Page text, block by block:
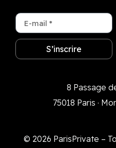
S’inscrire
8 Passage
75018 Paris ·
© 2026 ParisPrivate –